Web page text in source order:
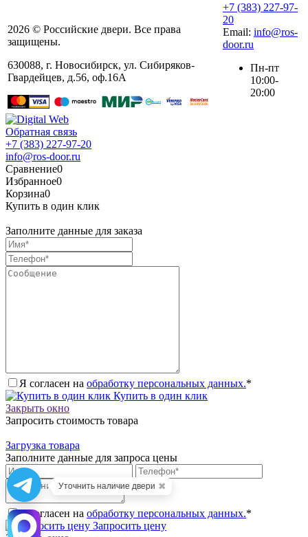
2026 © Российские двери. Все права
защищены.
630088, г. Новосибирск, ул. ​Сибиряков-
Гвардейцев, д.56​, оф.16А
Уточнить наличие двери ✖
+7 (383) 227-97-
20
Email: info@ros-
door.ru
Пн-пт
10:00-
20:00
Обратная связь
+7 (383) 227-97-20
info@ros-door.ru
Сравнение0
Избранное0
Корзина0
Купить в один клик
Заполните данные для заказа
Я согласен на обработку персональных данных.*
Купить в один клик
Закрыть окно
Запросить стоимость товара
Загрузка товара
Заполните данные для запроса цены
Я согласен на обработку персональных данных.*
Запросить цену